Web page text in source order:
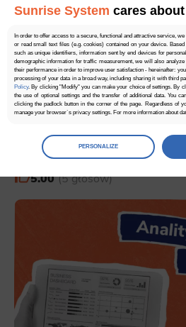
Sunrise System cares
In order to offer access to a secure, functional and attractive service,
or read small text files (e.g. cookies) contained on your device.
such as unique identifiers, information sent by end devices for
demographic information for traffic measurement, we will also analyze
their performance in order to improve user satisfaction - hereinafter:
processing of your data in a broad way, including sharing it with third
Policy. By clicking "Modify" you can make your choice of settings. By
the use of optional settings and the transfer of additional data. You
clicking the padlock button in the corner of the page. Regardless of
manage your browser`s privacy settings. For more information about
Managepreferences
Select the consents of your choice
Necessary
Necessary scripts and data stored on the end device contribute to
secure access to basic functions such as site navigation and
This is data used to personalize your use of our website and to
example, we may use functional cookies to remember your language
making it easier for you to use the site.
Analytics
PERSONALIZE
Czytaj także
5.00 5 głosów